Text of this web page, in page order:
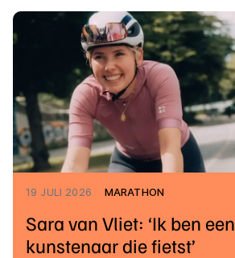
19 JULI 2026 MARATHON
Sara van Vliet: ‘Ik ben een
kunstenaar die fietst’